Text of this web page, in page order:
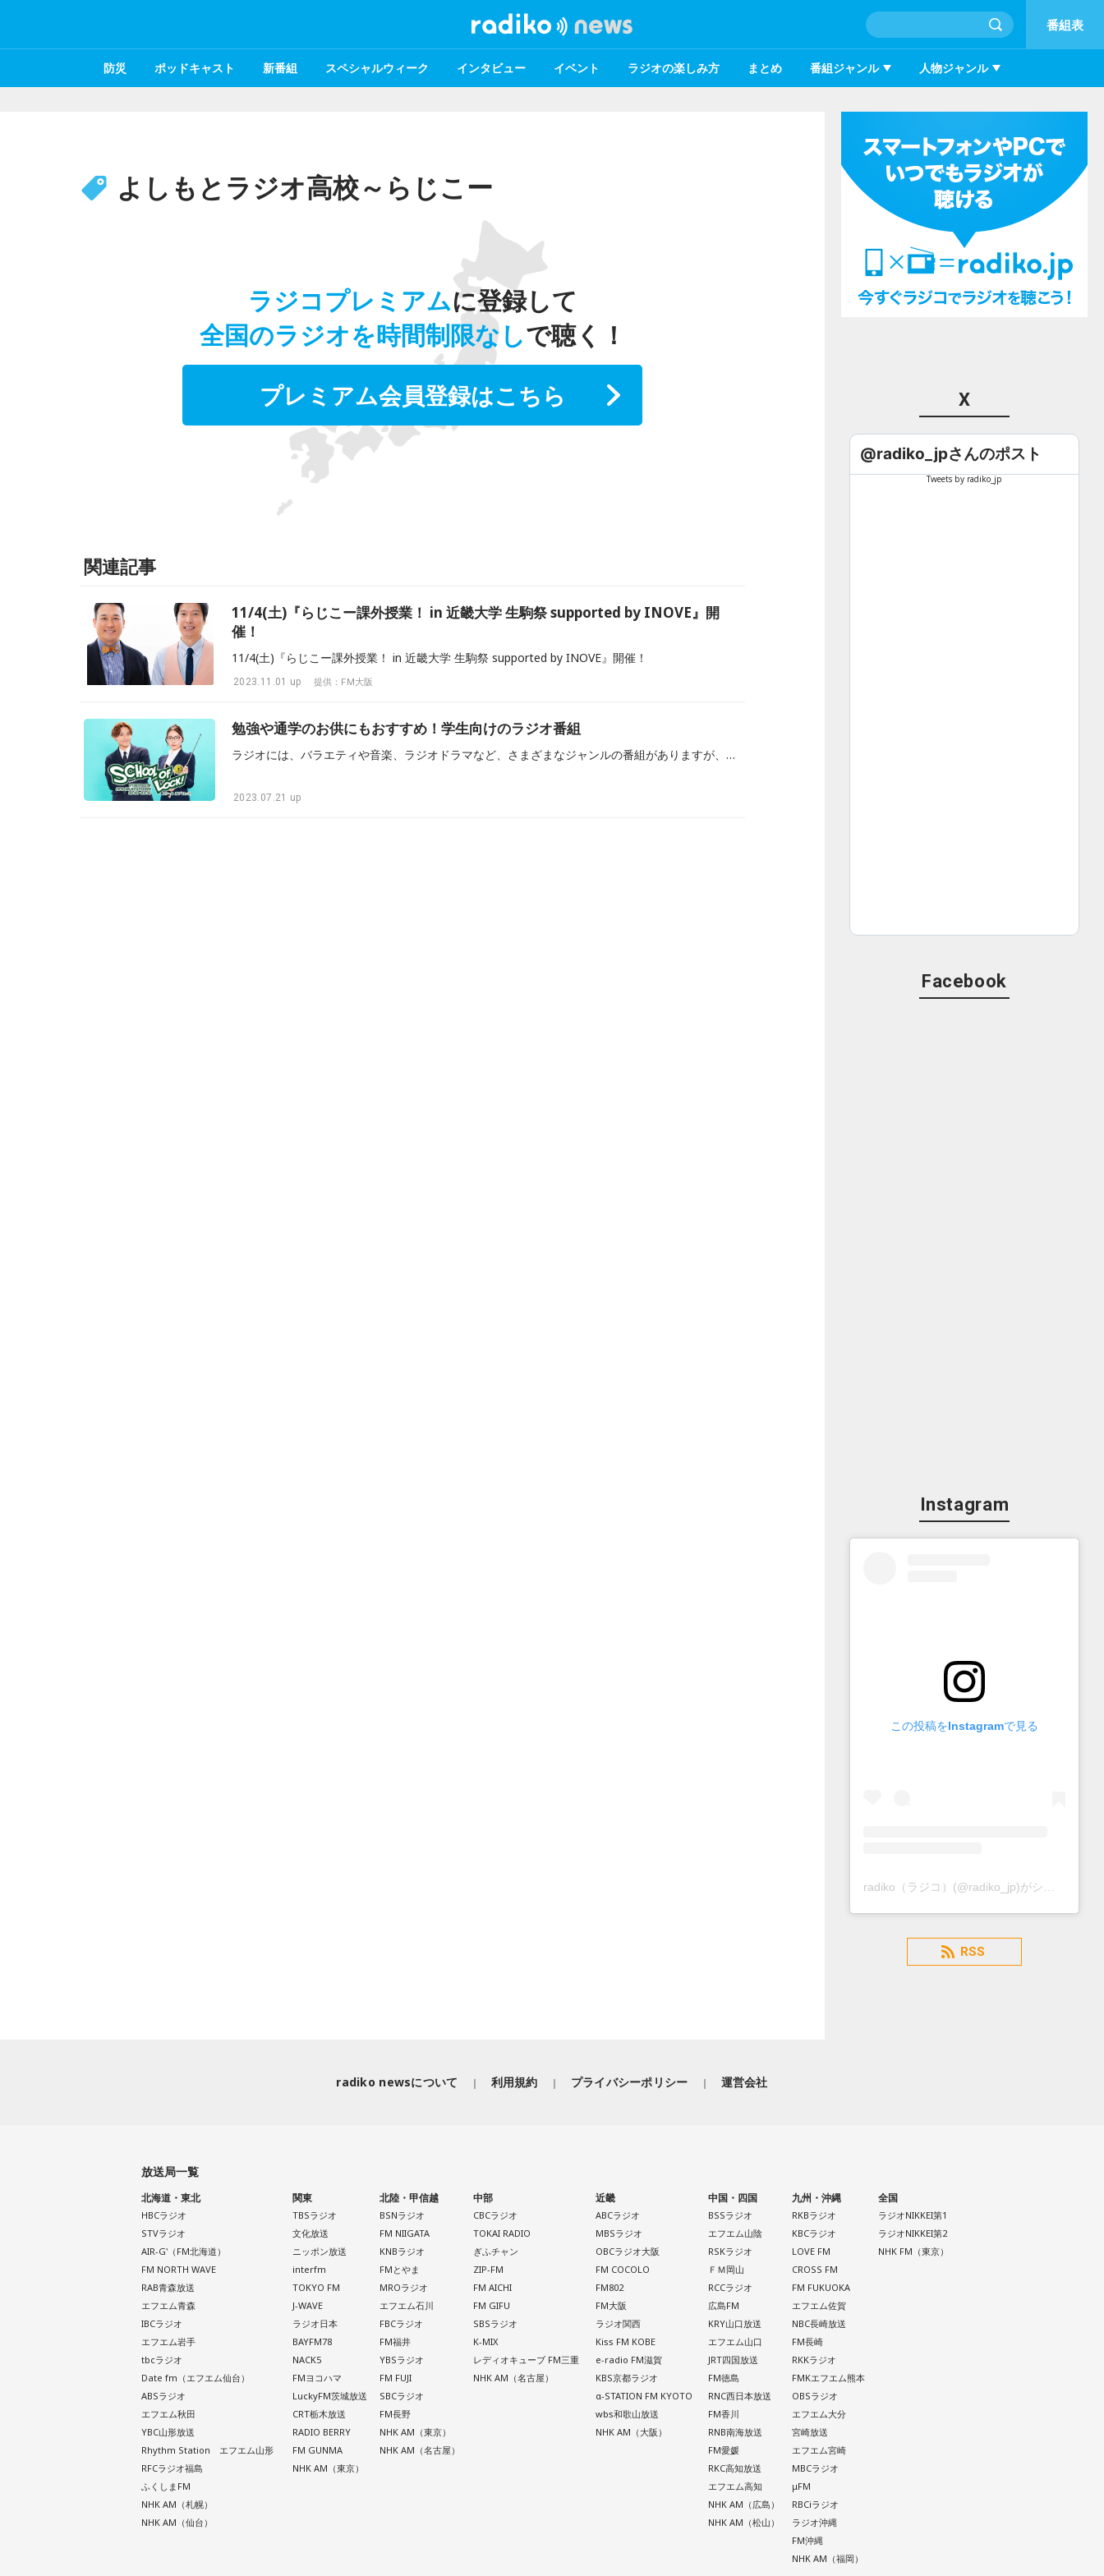
番組表
防災 ポッドキャスト 新番組 スペシャルウィーク インタビュー イベント ラジオの楽しみ方 まとめ 番組ジャンル 人物ジャンル
よしもとラジオ高校～らじこー
ラジコプレミアムに登録して
全国のラジオを時間制限なしで聴く！
プレミアム会員登録はこちら
関連記事
11/4(土)『らじこー課外授業！ in 近畿大学 生駒祭 supported by INOVE』開
催！
11/4(土)『らじこー課外授業！ in 近畿大学 生駒祭 supported by INOVE』開催！
2023.11.01 up 提供：FM大阪
勉強や通学のお供にもおすすめ！学生向けのラジオ番組
ラジオには、バラエティや音楽、ラジオドラマなど、さまざまなジャンルの番組がありますが、中高生に人気のアイドルやタレントが出演している番組も数多くあります。今回は勉強中や通学時間などにもおすすめな学生向けの番組をエリア別にご紹介します。
2023.07.21 up
X
@radiko_jpさんのポスト
Tweets by radiko_jp
Facebook
Instagram
この投稿をInstagramで見る
radiko（ラジコ）(@radiko_jp)がシェアした投稿
RSS
radiko newsについて 利用規約 プライバシーポリシー 運営会社
放送局一覧
北海道・東北
HBCラジオ
STVラジオ
AIR-G'（FM北海道）
FM NORTH WAVE
RAB青森放送
エフエム青森
IBCラジオ
エフエム岩手
tbcラジオ
Date fm（エフエム仙台）
ABSラジオ
エフエム秋田
YBC山形放送
Rhythm Station エフエム山形
RFCラジオ福島
ふくしまFM
NHK AM（札幌）
NHK AM（仙台）
関東
TBSラジオ
文化放送
ニッポン放送
interfm
TOKYO FM
J-WAVE
ラジオ日本
BAYFM78
NACK5
FMヨコハマ
LuckyFM茨城放送
CRT栃木放送
RADIO BERRY
FM GUNMA
NHK AM（東京）
北陸・甲信越
BSNラジオ
FM NIIGATA
KNBラジオ
FMとやま
MROラジオ
エフエム石川
FBCラジオ
FM福井
YBSラジオ
FM FUJI
SBCラジオ
FM長野
NHK AM（東京）
NHK AM（名古屋）
中部
CBCラジオ
TOKAI RADIO
ぎふチャン
ZIP-FM
FM AICHI
FM GIFU
SBSラジオ
K-MIX
レディオキューブ FM三重
NHK AM（名古屋）
近畿
ABCラジオ
MBSラジオ
OBCラジオ大阪
FM COCOLO
FM802
FM大阪
ラジオ関西
Kiss FM KOBE
e-radio FM滋賀
KBS京都ラジオ
α-STATION FM KYOTO
wbs和歌山放送
NHK AM（大阪）
中国・四国
BSSラジオ
エフエム山陰
RSKラジオ
ＦＭ岡山
RCCラジオ
広島FM
KRY山口放送
エフエム山口
JRT四国放送
FM徳島
RNC西日本放送
FM香川
RNB南海放送
FM愛媛
RKC高知放送
エフエム高知
NHK AM（広島）
NHK AM（松山）
九州・沖縄
RKBラジオ
KBCラジオ
LOVE FM
CROSS FM
FM FUKUOKA
エフエム佐賀
NBC長崎放送
FM長崎
RKKラジオ
FMKエフエム熊本
OBSラジオ
エフエム大分
宮崎放送
エフエム宮崎
MBCラジオ
μFM
RBCiラジオ
ラジオ沖縄
FM沖縄
NHK AM（福岡）
全国
ラジオNIKKEI第1
ラジオNIKKEI第2
NHK FM（東京）